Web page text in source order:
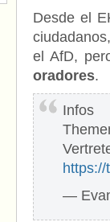
Desde el
el AfD,
oradores.
—